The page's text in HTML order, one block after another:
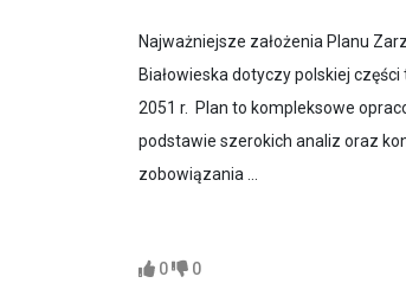
Najważniejsze założenia Planu
Białowieska dotyczy polskiej
2051 r. Plan to kompleksowe
podstawie szerokich analiz oraz
zobowiązania ...
0
0